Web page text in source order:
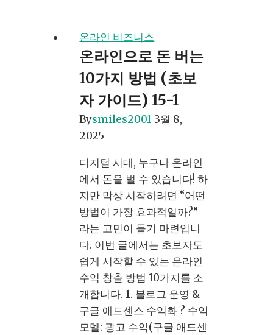
그
램
팔
로
워
수
구
제
대
로
알
고
시
작
하
세
요:
절
온라인 비즈니스
온라인으로 돈 버는
10가지 방법 (초보
자 가이드) 15-1
Bysmiles2001 3월 8,
2025
디지털 시대, 누구나 온라인
에서 돈을 벌 수 있습니다! 하
지만 막상 시작하려면 “어떤
방법이 가장 효과적일까?”
라는 고민이 들기 마련입니
다. 이번 글에서는 초보자도
쉽게 시작할 수 있는 온라인
수익 창출 방법 10가지를 소
개합니다. 1. 블로그 운영 &
구글 애드센스 수익화 ? 수익
모델: 광고 수익(구글 애드센